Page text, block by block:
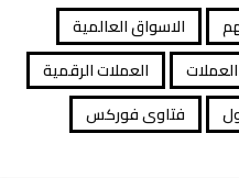
الاسواق العالمية
العملات
العملات الرقمية
فتاوى فوركس